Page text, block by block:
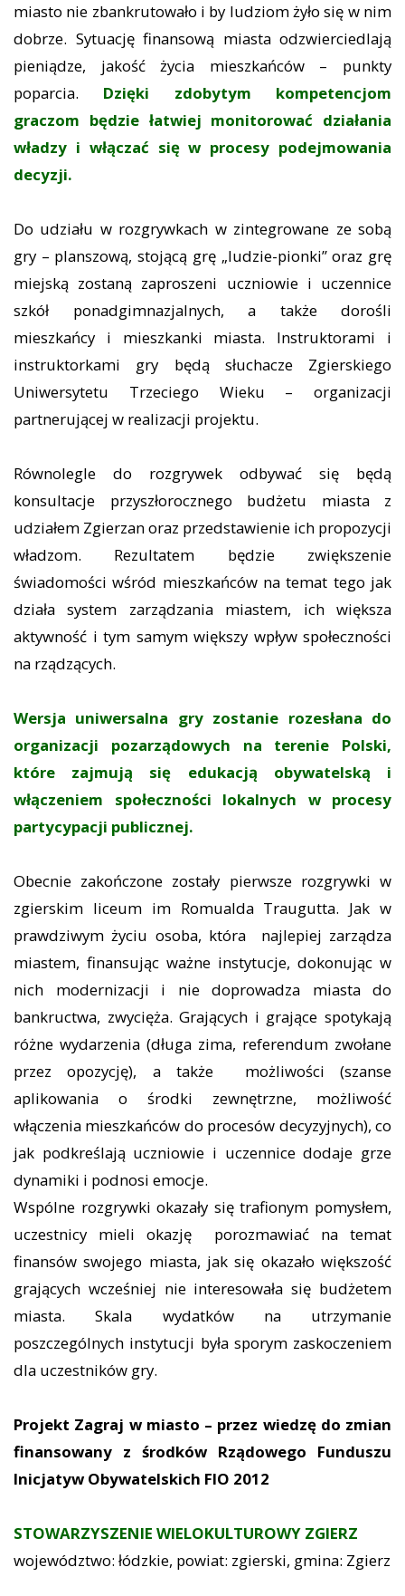
miasto nie zbankrutowało i by ludziom żyło się w nim
dobrze. Sytuację finansową miasta odzwierciedlają
pieniądze, jakość życia mieszkańców – punkty
poparcia. Dzięki zdobytym kompetencjom
graczom będzie łatwiej monitorować działania
władzy i włączać się w procesy podejmowania
decyzji.
Do udziału w rozgrywkach w zintegrowane ze sobą
gry – planszową, stojącą grę „ludzie-pionki” oraz grę
miejską zostaną zaproszeni uczniowie i uczennice
szkół ponadgimnazjalnych, a także dorośli
mieszkańcy i mieszkanki miasta. Instruktorami i
instruktorkami gry będą słuchacze Zgierskiego
Uniwersytetu Trzeciego Wieku – organizacji
partnerującej w realizacji projektu.
Równolegle do rozgrywek odbywać się będą
konsultacje przyszłorocznego budżetu miasta z
udziałem Zgierzan oraz przedstawienie ich propozycji
władzom. Rezultatem będzie zwiększenie
świadomości wśród mieszkańców na temat tego jak
działa system zarządzania miastem, ich większa
aktywność i tym samym większy wpływ społeczności
na rządzących.
Wersja uniwersalna gry zostanie rozesłana do
organizacji pozarządowych na terenie Polski,
które zajmują się edukacją obywatelską i
włączeniem społeczności lokalnych w procesy
partycypacji publicznej.
Obecnie zakończone zostały pierwsze rozgrywki w
zgierskim liceum im Romualda Traugutta. Jak w
prawdziwym życiu osoba, która najlepiej zarządza
miastem, finansując ważne instytucje, dokonując w
nich modernizacji i nie doprowadza miasta do
bankructwa, zwycięża. Grających i grające spotykają
różne wydarzenia (długa zima, referendum zwołane
przez opozycję), a także możliwości (szanse
aplikowania o środki zewnętrzne, możliwość
włączenia mieszkańców do procesów decyzyjnych), co
jak podkreślają uczniowie i uczennice dodaje grze
dynamiki i podnosi emocje.
Wspólne rozgrywki okazały się trafionym pomysłem,
uczestnicy mieli okazję porozmawiać na temat
finansów swojego miasta, jak się okazało większość
grających wcześniej nie interesowała się budżetem
miasta. Skala wydatków na utrzymanie
poszczególnych instytucji była sporym zaskoczeniem
dla uczestników gry.
Projekt Zagraj w miasto – przez wiedzę do zmian
finansowany z środków Rządowego Funduszu
Inicjatyw Obywatelskich FIO 2012
STOWARZYSZENIE WIELOKULTUROWY ZGIERZ
województwo: łódzkie, powiat: zgierski, gmina: Zgierz